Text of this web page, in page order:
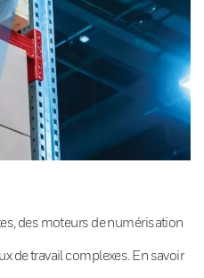
des moteurs de numérisation
de travail complexes. En savoir